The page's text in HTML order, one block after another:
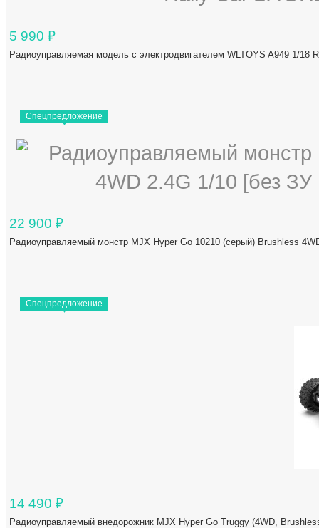
5 990 ₽
Радиоуправляемая модель с электродвигателем WLTOYS A949 1/18
Спецпредложение
22 900 ₽
Радиоуправляемый монстр MJX Hyper Go 10210 (серый) Brushless
Спецпредложение
14 490 ₽
Радиоуправляемый внедорожник MJX Hyper Go Truggy (4WD,